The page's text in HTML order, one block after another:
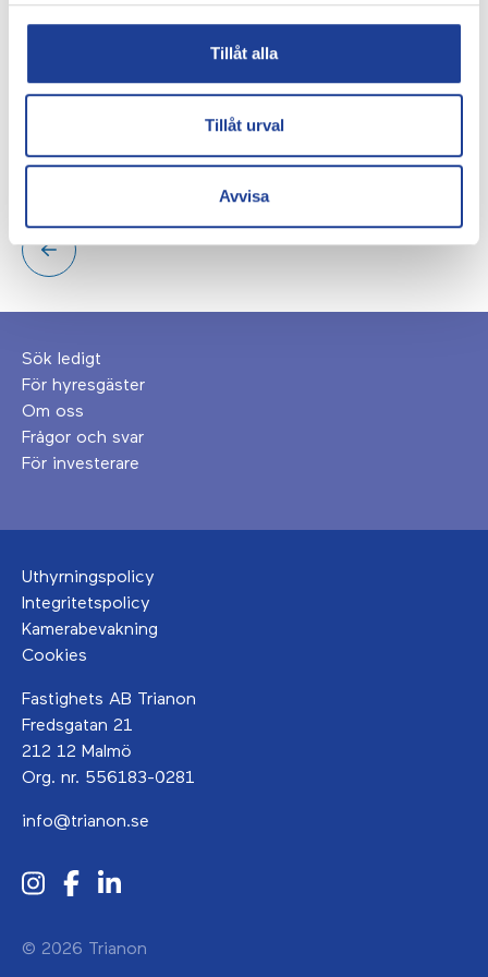
Tillåt alla
Tillåt urval
Avvisa
för Malmös näringsliv; en kväll för att lyfta och hylla
företag och personer som på olika sätt betytt mycket,
gjort en speciell insats eller utmärkt sig på olika sätt
rum den 3 mars på Malmö Live.
Foto:
Sök ledigt
För hyresgäster
Om oss
Frågor och svar
För investerare
Uthyrningspolicy
Integritetspolicy
Kamerabevakning
Cookies
Fastighets AB Trianon
Fredsgatan 21
212 12 Malmö
Org. nr. 556183-0281
info@trianon.se
© 2026 Trianon